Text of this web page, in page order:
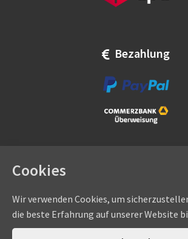
Bezahlung
Copyright © byeadams.de/eADAMS GmbH
Cookies
Wir verwenden Cookies, um
die beste Erfahrung auf unserer Website